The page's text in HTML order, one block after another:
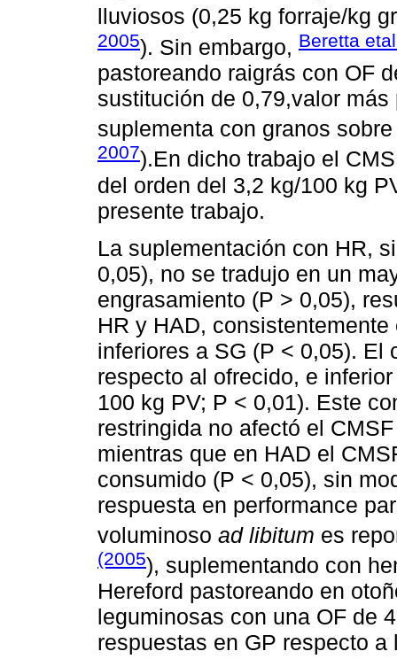
lluviosos (0,25 kg forraje/kg
2005). Sin embargo, Beretta
pastoreando raigrás con OF
sustitución de 0,79,valor
suplementa con granos
2007).En dicho trabajo el
del orden del 3,2 kg/100 kg
presente trabajo.
La suplementación con HR,
0,05), no se tradujo en un
engrasamiento (P > 0,05),
HR y HAD,
inferiores a SG (P < 0,05). El
respecto al ofrecido, e
100 kg PV; P < 0,01). Este
restringida no afectó el
mientras que en HAD el
consumido (P < 0,05), sin
respuesta en performance
voluminoso ad libitum es
(2005), suplementando con
Hereford pastoreando en
leguminosas con una OF de
respuestas en GP respecto